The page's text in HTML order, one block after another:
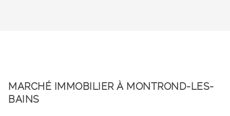
MARCHÉ IMMOBILIER À MONTROND-LES-
BAINS